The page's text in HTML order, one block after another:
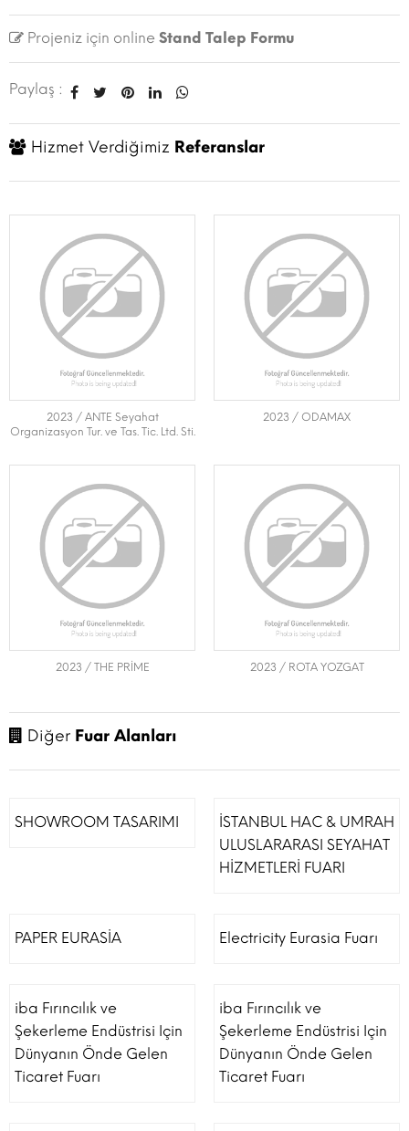
Projeniz için online Stand Talep Formu
Paylaş :
Hizmet Verdiğimiz Referanslar
2023 / ANTE Seyahat
Organizasyon Tur. ve Tas. Tic. Ltd. Sti.
2023 / ODAMAX
2023 / THE PRİME 2023 / ROTA YOZGAT
Diğer Fuar Alanları
SHOWROOM TASARIMI
İSTANBUL HAC & UMRAH
ULUSLARARASI SEYAHAT
HİZMETLERİ FUARI
PAPER EURASİA Electricity Eurasia Fuarı
iba Fırıncılık ve
Şekerleme Endüstrisi Için
Dünyanın Önde Gelen
Ticaret Fuarı
iba Fırıncılık ve
Şekerleme Endüstrisi Için
Dünyanın Önde Gelen
Ticaret Fuarı